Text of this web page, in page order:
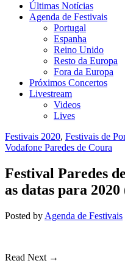
Últimas Notícias
Agenda de Festivais
Portugal
Espanha
Reino Unido
Resto da Europa
Fora da Europa
Próximos Concertos
Livestream
Videos
Lives
Festivais 2020, Festivais de
Vodafone Paredes de Coura
Festival Paredes
as datas para 2020
Posted by Agenda de Festivais
Read Next →